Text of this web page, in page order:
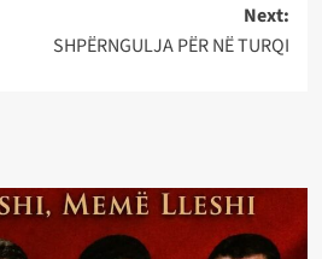
Next:
SHPËRNGULJA PËR NË TURQI